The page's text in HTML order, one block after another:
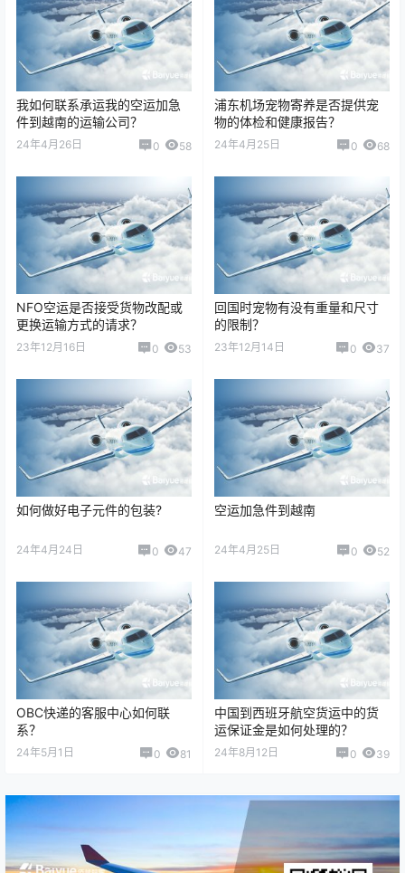
我如何联系承运我的空运加急
件到越南的运输公司？
24年4月26日 0 58
浦东机场宠物寄养是否提供宠
物的体检和健康报告？
24年4月25日 0 68
NFO空运是否接受货物改配或
更换运输方式的请求？
23年12月16日 0 53
回国时宠物有没有重量和尺寸
的限制？
23年12月14日 0 37
如何做好电子元件的包装?
24年4月24日 0 47
空运加急件到越南
24年4月25日 0 52
OBC快递的客服中心如何联
系？
24年5月1日 0 81
中国到西班牙航空货运中的货
运保证金是如何处理的？
24年8月12日 0 39